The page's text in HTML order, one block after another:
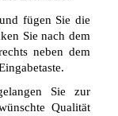
fügen Sie die
Sie nach dem
neben dem
Sie zur
Qualität